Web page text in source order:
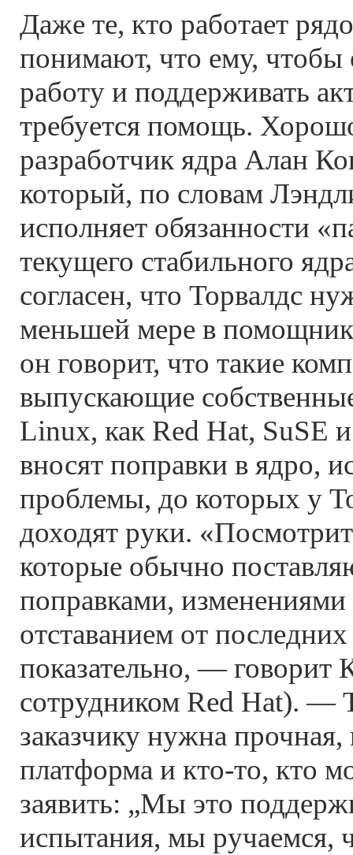
Даже те, кто работает
понимают, что ему, чтобы
работу и поддерживать
требуется помощь.
разработчик ядра Алан
который, по словам
исполняет обязанности
текущего стабильного
согласен, что Торвалдс
меньшей мере в
он говорит, что такие
выпускающие
Linux, как Red Hat, SuSE
вносят поправки в ядро,
проблемы, до которых у
доходят руки.
которые обычно
поправками,
отставанием от
показательно, — говорит
сотрудником Red Hat). —
заказчику нужна
платформа и кто-то, кто
заявить: „Мы это
испытания, мы ручаемся,